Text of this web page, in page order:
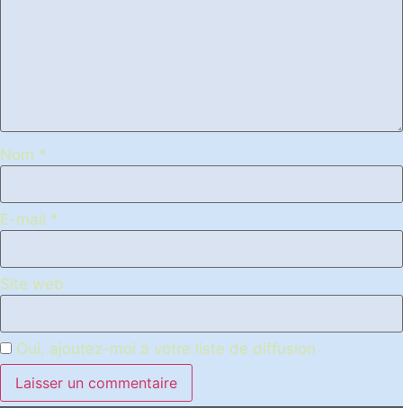
Nom *
E-mail *
Site web
Oui, ajoutez-moi à votre liste de diffusion